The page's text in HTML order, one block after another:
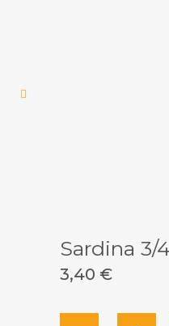
Sardina 3/
3,40 €